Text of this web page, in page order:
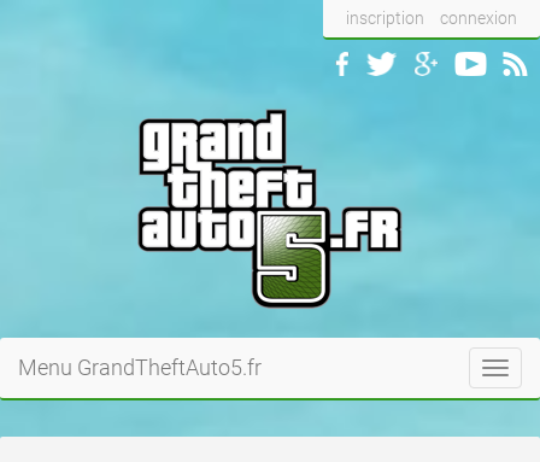
inscription connexion
Menu GrandTheftAuto5.fr